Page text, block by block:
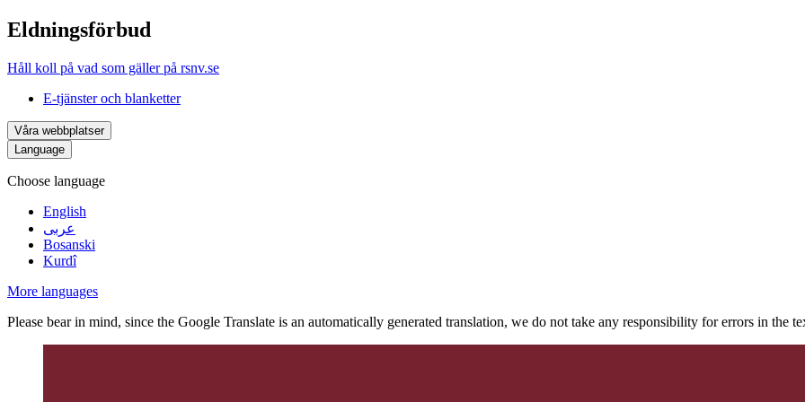
Eldningsförbud
Håll koll på vad som gäller på rsnv.se
E-tjänster och blanketter
Våra webbplatser
Language
Choose language
English
عربى
Bosanski
Kurdî
More languages
Please bear in mind, since the Google Translate is an automatically generated translation, we do not take any responsibility for errors in the